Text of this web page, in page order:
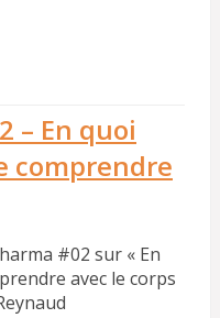
– En quoi
comprendre
#02 sur « En
avec le corps